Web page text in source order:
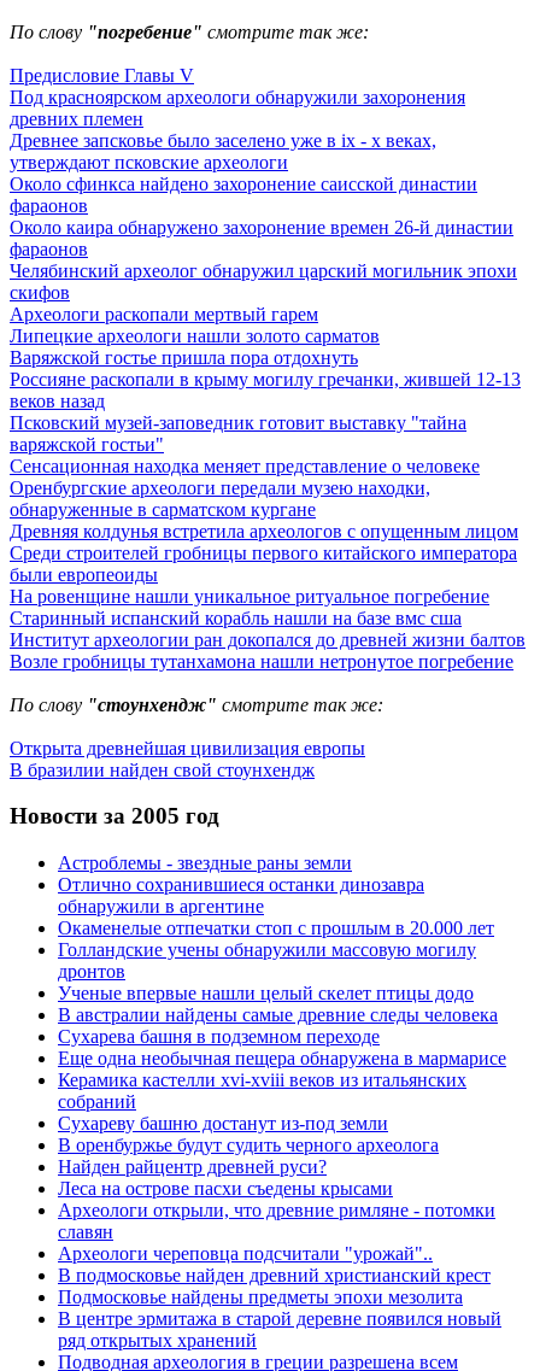
По слову "погребение" смотрите так же:
Предисловие Главы V
Под красноярском археологи обнаружили захоронения
древних племен
Древнее запсковье было заселено уже в ix - x веках,
утверждают псковские археологи
Около сфинкса найдено захоронение саисской династии
фараонов
Около каира обнаружено захоронение времен 26-й династии
фараонов
Челябинский археолог обнаружил царский могильник эпохи
скифов
Археологи раскопали мертвый гарем
Липецкие археологи нашли золото сарматов
Варяжской гостье пришла пора отдохнуть
Россияне раскопали в крыму могилу гречанки, жившей 12-13
веков назад
Псковский музей-заповедник готовит выставку "тайна
варяжской гостьи"
Сенсационная находка меняет представление о человеке
Оренбургские археологи передали музею находки,
обнаруженные в сарматском кургане
Древняя колдунья встретила археологов с опущенным лицом
Среди строителей гробницы первого китайского императора
были европеоиды
На ровенщине нашли уникальное ритуальное погребение
Старинный испанский корабль нашли на базе вмс сша
Институт археологии ран докопался до древней жизни балтов
Возле гробницы тутанхамона нашли нетронутое погребение
По слову "стоунхендж" смотрите так же:
Открыта древнейшая цивилизация европы
В бразилии найден свой стоунхендж
Новости за 2005 год
Астроблемы - звездные раны земли
Отлично сохранившиеся останки динозавра
обнаружили в аргентине
Окаменелые отпечатки стоп с прошлым в 20.000 лет
Голландские учены обнаружили массовую могилу
дронтов
Ученые впервые нашли целый скелет птицы додо
В австралии найдены самые древние следы человека
Сухарева башня в подземном переходе
Еще одна необычная пещера обнаружена в мармарисе
Керамика кастелли xvi-xviii веков из итальянских
собраний
Сухареву башню достанут из-под земли
В оренбуржье будут судить черного археолога
Найден райцентр древней руси?
Леса на острове пасхи съедены крысами
Археологи открыли, что древние римляне - потомки
славян
Археологи череповца подсчитали "урожай"..
В подмосковье найден древний христианский крест
Подмосковье найдены предметы эпохи мезолита
В центре эрмитажа в старой деревне появился новый
ряд открытых хранений
Подводная археология в греции разрешена всем